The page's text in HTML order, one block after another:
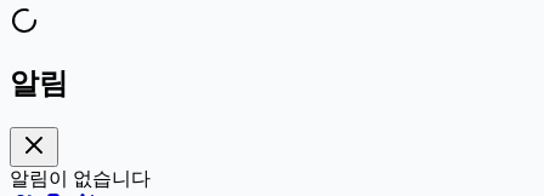
알림
알림이 없습니다